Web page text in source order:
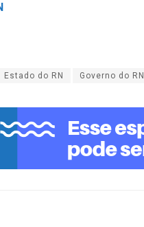
Estado do RN Governo do RN